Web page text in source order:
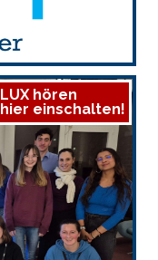
LUX hören
hier einschalten!